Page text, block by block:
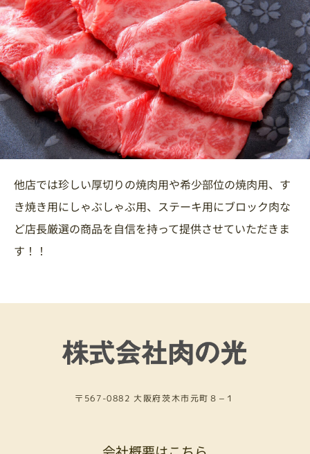
他店では珍しい厚切りの焼肉用や希少部位の焼肉用、す
き焼き用にしゃぶしゃぶ用、ステーキ用にブロック肉な
ど店長厳選の商品を自信を持って提供させていただきま
す！！
〒567-0882 大阪府茨木市元町８−１